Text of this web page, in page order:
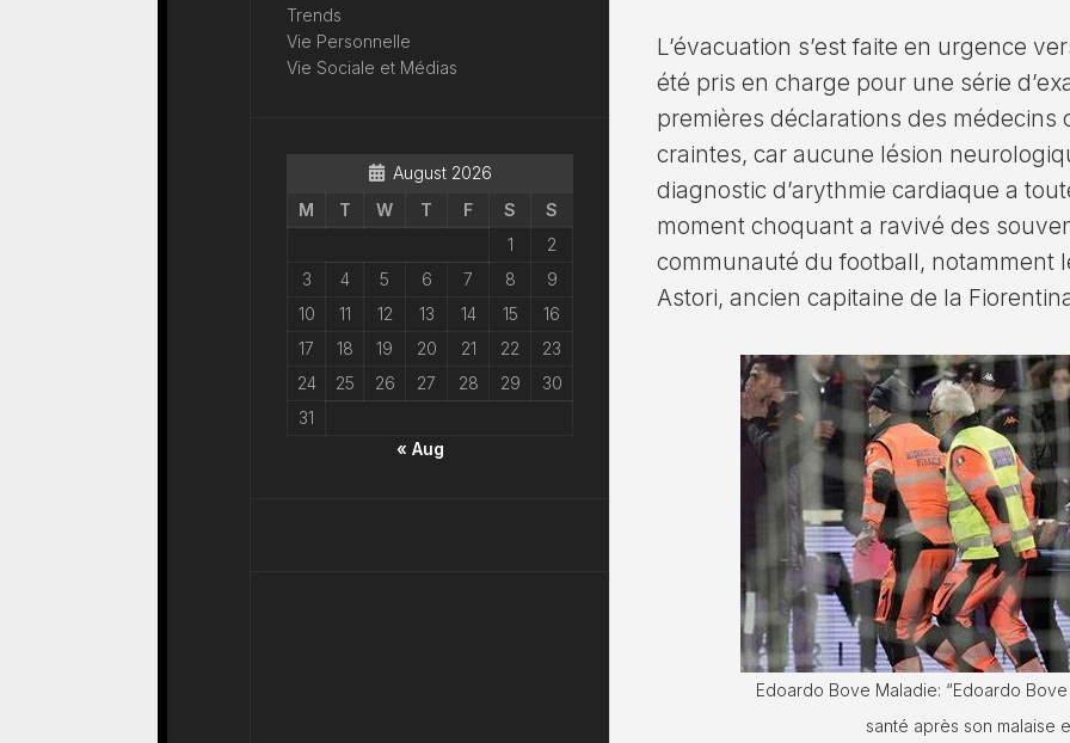
L’évacuation s’est faite en urgence
été pris en charge pour une série
premières déclarations des
craintes, car aucune lésion
diagnostic d’arythmie cardiaque a
moment choquant a ravivé des
communauté du football, notamment
Astori, ancien capitaine de la
Edoardo Bove Maladie: “Edoardo
santé après son malaise
Trends
Vie Personnelle
Vie Sociale et Médias
August 2026
M
T W T F S
S
1
2
3
4 5 6 7 8
9
10
11 12 13 14 15
16
17
18 19 20 21 22
23
24
25 26 27 28 29
30
31
« Aug